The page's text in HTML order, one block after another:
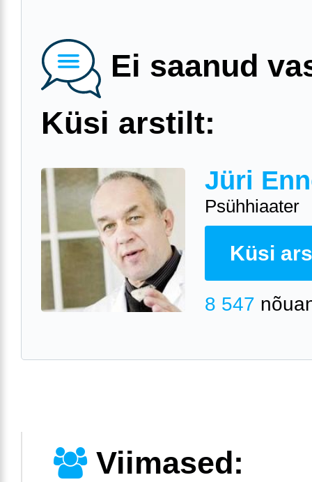
Ei saanud
Küsi arstilt:
Jüri
Psühhiaater
Küsi
8 547
Viimased: